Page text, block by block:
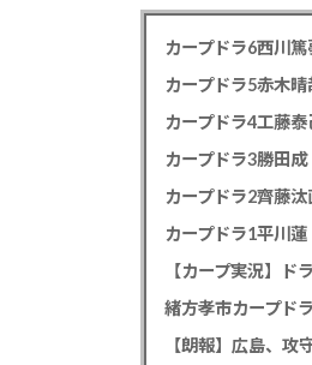
カープドラ6西川
カープドラ5赤木
カープドラ4工藤
カープドラ3勝田
カープドラ2齊藤
【カープ実況】
緒方孝市カープド
【朗報】広島、攻